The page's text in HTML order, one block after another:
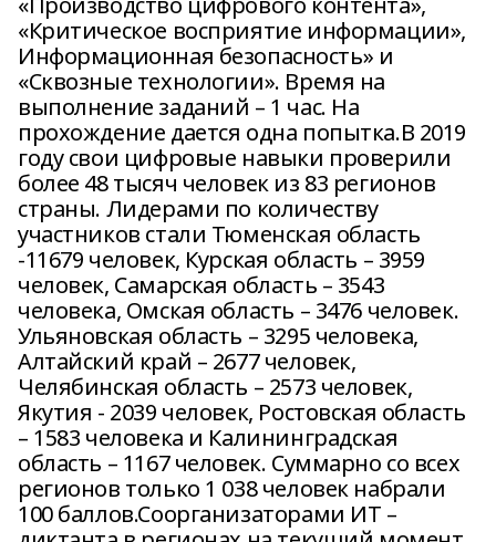
«Критическое восприятие информации»,
Информационная безопасность» и
«Сквозные технологии». Время на
выполнение заданий – 1 час. На
прохождение дается одна попытка.В 2019
году свои цифровые навыки проверили
более 48 тысяч человек из 83 регионов
страны. Лидерами по количеству
участников стали Тюменская область
-11679 человек, Курская область – 3959
человек, Самарская область – 3543
человека, Омская область – 3476 человек.
Ульяновская область – 3295 человека,
Алтайский край – 2677 человек,
Челябинская область – 2573 человек,
Якутия - 2039 человек, Ростовская область
– 1583 человека и Калининградская
область – 1167 человек. Суммарно со всех
регионов только 1 038 человек набрали
100 баллов.Соорганизаторами ИТ –